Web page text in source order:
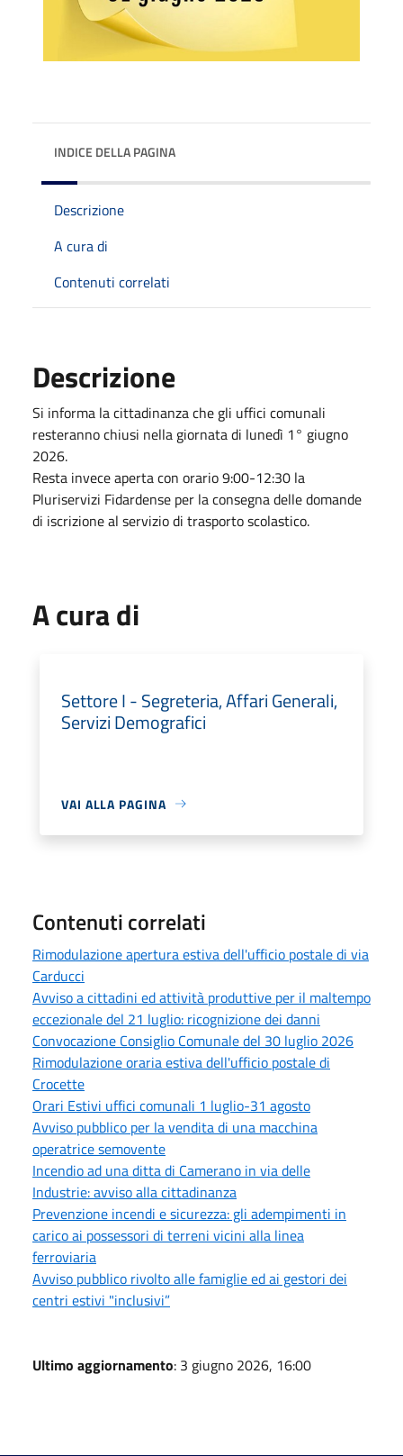
INDICE DELLA PAGINA
Descrizione
A cura di
Contenuti correlati
Descrizione
Si informa la cittadinanza che gli uffici comunali
resteranno chiusi nella giornata di lunedì 1° giugno
2026.
Resta invece aperta con orario 9:00-12:30 la
Pluriservizi Fidardense per la consegna delle domande
di iscrizione al servizio di trasporto scolastico.
A cura di
Settore I - Segreteria, Affari Generali,
Servizi Demografici
VAI ALLA PAGINA
Contenuti correlati
Rimodulazione apertura estiva dell'ufficio postale di via
Carducci
Avviso a cittadini ed attività produttive per il maltempo
eccezionale del 21 luglio: ricognizione dei danni
Convocazione Consiglio Comunale del 30 luglio 2026
Rimodulazione oraria estiva dell'ufficio postale di
Crocette
Orari Estivi uffici comunali 1 luglio-31 agosto
Avviso pubblico per la vendita di una macchina
operatrice semovente
Incendio ad una ditta di Camerano in via delle
Industrie: avviso alla cittadinanza
Prevenzione incendi e sicurezza: gli adempimenti in
carico ai possessori di terreni vicini alla linea
ferroviaria
Avviso pubblico rivolto alle famiglie ed ai gestori dei
centri estivi "inclusivi”
Ultimo aggiornamento: 3 giugno 2026, 16:00